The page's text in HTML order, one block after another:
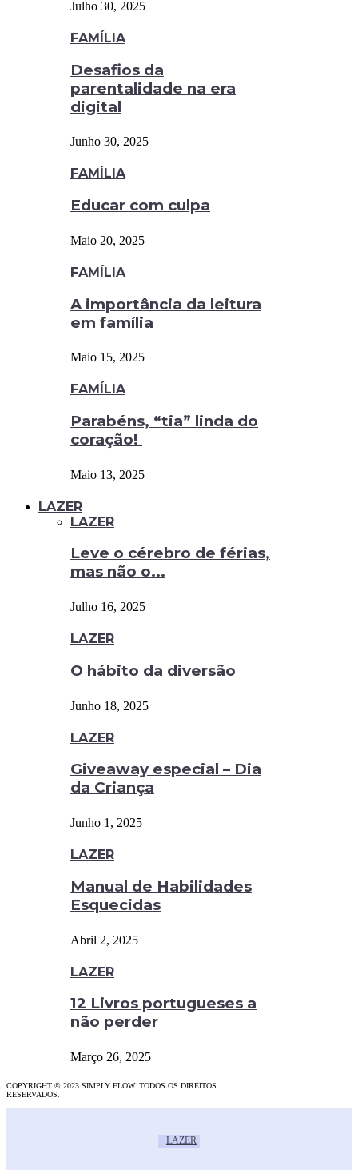
Julho 30, 2025
FAMÍLIA
Desafios da
parentalidade na era
digital
Junho 30, 2025
FAMÍLIA
Educar com culpa
Maio 20, 2025
FAMÍLIA
A importância da leitura
em família
Maio 15, 2025
FAMÍLIA
Parabéns, “tia” linda do
coração!
Maio 13, 2025
LAZER
LAZER
Leve o cérebro de férias,
mas não o...
Julho 16, 2025
LAZER
O hábito da diversão
Junho 18, 2025
LAZER
Giveaway especial – Dia
da Criança
Junho 1, 2025
LAZER
Manual de Habilidades
Esquecidas
Abril 2, 2025
LAZER
12 Livros portugueses a
não perder
Março 26, 2025
COPYRIGHT © 2023 SIMPLY FLOW. TODOS OS DIREITOS
RESERVADOS.
LAZER